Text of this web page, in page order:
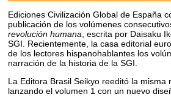
Ediciones Civilización Global de España
publicación de los volúmenes
revolución humana , escrita por Daisaku
SGI. Recientemente, la casa editorial
de los lectores hispanohablantes los
narración de la historia de la SGI.
La Editora Brasil Seikyo reeditó la misma
lanzando el volumen 1 con un nuevo